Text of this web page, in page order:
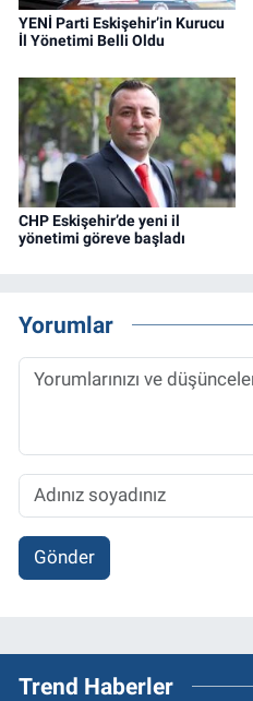
YENİ Parti Eskişehir’in Kurucu
İl Yönetimi Belli Oldu
CHP Eskişehir’de yeni il
yönetimi göreve başladı
Yorumlar
Gönder
Trend Haberler